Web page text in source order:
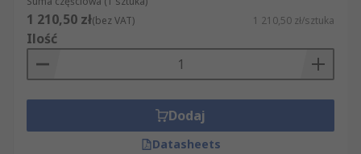
1 210,50 zł(bez VAT) 1 210,50 zł/sztuka
Ilość
Dodaj
Datasheets